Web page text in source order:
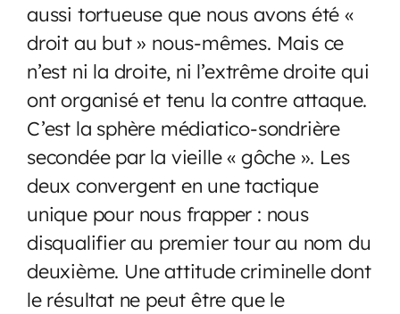
aussi tortueuse que nous avons été «
droit au but » nous-mêmes. Mais ce
n’est ni la droite, ni l’extrême droite qui
ont organisé et tenu la contre attaque.
C’est la sphère médiatico-sondrière
secondée par la vieille « gôche ». Les
deux convergent en une tactique
unique pour nous frapper : nous
disqualifier au premier tour au nom du
deuxième. Une attitude criminelle dont
le résultat ne peut être que le